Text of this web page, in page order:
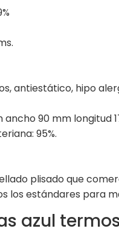
antiestático, hipo
ancho 90 mm longitud
95%.
plisado que
los estándares para
azul